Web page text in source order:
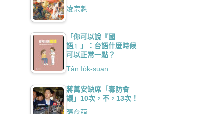
凌宗魁
「你可以說『國
語』」：台語什麼時候
可以正常一點？
Tân Io̍k-suan
蔣萬安缺席「毒防會
議」10次，不，13次！
張育萌